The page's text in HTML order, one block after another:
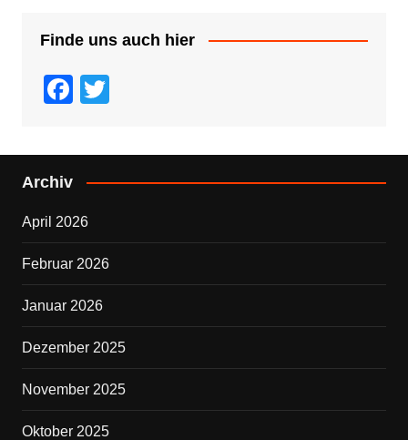
Finde uns auch hier
F
c
e
o
o
k
tt
er
Archiv
April 2026
Februar 2026
Januar 2026
Dezember 2025
November 2025
Oktober 2025